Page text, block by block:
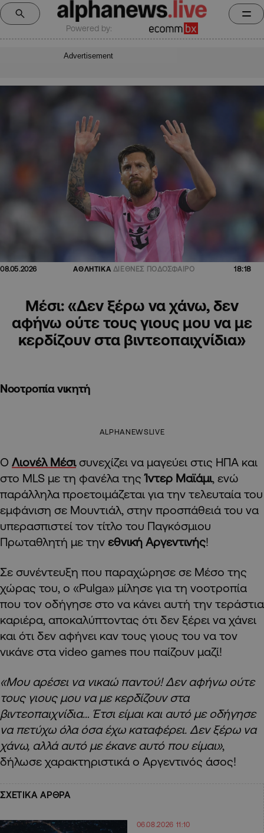
Powered by:
Advertisement
08.05.2026 ΑΘΛΗΤΙΚΑ ΔΙΕΘΝΕΣ ΠΟΔΟΣΦΑΙΡΟ 18:18
Μέσι: «Δεν ξέρω να χάνω, δεν
αφήνω ούτε τους γιους μου να με
κερδίζουν στα βιντεοπαιχνίδια»
Νοοτροπία νικητή
ALPHANEWSLIVE
Ο Λιονέλ Μέσισυνεχίζει να μαγεύει στις ΗΠΑ και
στο MLS με τη φανέλα τηςΊντερ Μαϊάμι, ενώ
παράλληλα προετοιμάζεται για την τελευταία του
εμφάνιση σε Μουντιάλ, στην προσπάθειά του να
υπερασπιστεί τον τίτλο του Παγκόσμιου
Πρωταθλητή με την εθνική Αργεντινής!
Σε συνέντευξη που παραχώρησε σε Μέσο της
χώρας του, ο «Pulga» μίλησε για τη νοοτροπία
που τον οδήγησε στο να κάνει αυτή την τεράστια
καριέρα, αποκαλύπτοντας ότι δεν ξέρει να χάνει
και ότι δεν αφήνει καν τους γιους του να τον
νικάνε στα video games που παίζουν μαζί!
«Μου αρέσει να νικαώ παντού! Δεν αφήνω ούτε
τους γιους μου να με κερδίζουν στα
βιντεοπαιχνίδια… Έτσι είμαι και αυτό με οδήγησε
να πετύχω όλα όσα έχω καταφέρει. Δεν ξέρω να
χάνω, αλλά αυτό με έκανε αυτό που είμαι»,
δήλωσε χαρακτηριστικά ο Αργεντινός άσος!
ΣΧΕΤΙΚΑ ΑΡΘΡΑ
06.08.2026 11:10